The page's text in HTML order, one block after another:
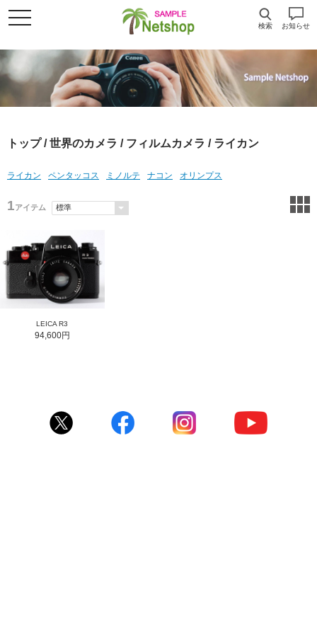
検索 お知らせ
トップ/ 世界のカメラ / フィルムカメラ / ライカン
ライカン ペンタッコス ミノルテ ナコン オリンプス
1アイテム
LEICA R3
94,600円